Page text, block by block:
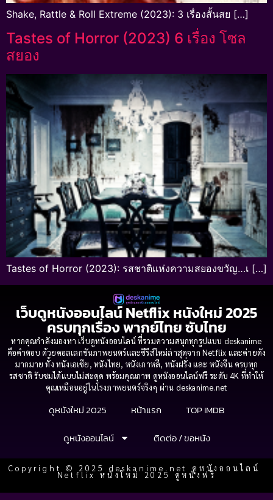
Shake, Rattle & Roll Extreme (2023): 3 เรื่องสั้นสย […]
Tastes of Horror (2023) 6 เรื่อง โซล
สยอง
Tastes of Horror (2023): รสชาติแห่งความสยองขวัญ…เ […]
เว็บดูหนังออนไลน์ Netflix หนังใหม่ 2025
ครบทุกเรื่อง พากย์ไทย ซับไทย
หากคุณกำลังมองหา เว็บดูหนังออนไลน์ ที่รวมความสนุกทุกรูปแบบ deskanime
คือคำตอบ ด้วยคอลเลกชันภาพยนตร์และซีรีส์ใหม่ล่าสุดจาก Netflix และค่ายดัง
มากมาย ทั้ง หนังเอเชีย, หนังไทย, หนังเกาหลี, หนังฝรั่ง และ หนังจีน ครบทุก
รสชาติ รับชมได้แบบไม่สะดุด พร้อมคุณภาพ ดูหนังออนไลน์ฟรี ระดับ 4K ที่ทำให้
คุณเหมือนอยู่ในโรงภาพยนตร์จริงๆ ผ่าน deskanime.net
ดูหนังใหม่ 2025 หน้าแรก
TOP IMDB
ดูหนังออนไลน์
ติดต่อ / ขอหนัง
Copyright © 2025 deskanime.net ดูหนังออนไลน์
Netflix หนังใหม่ 2025 ดูหนังฟรี